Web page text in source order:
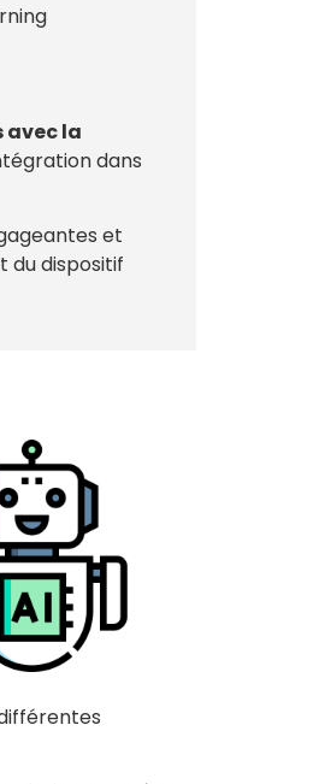
la
dans
et
du dispositif